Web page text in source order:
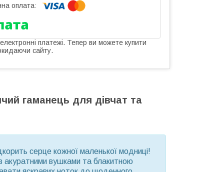
платежі. Тепер ви можете купити
сайту.
гаманець для дівчат та
серце кожної маленької модниці!
акуратними вушками та блакитною